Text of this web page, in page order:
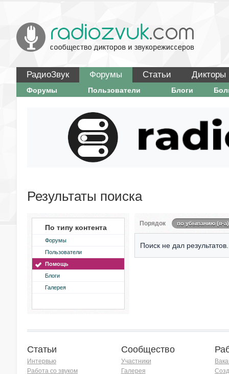
РадиоЗвук Форумы Статьи Дикторы
Форумы Пользователи Блоги
Результаты поиска
По типу контента
Форумы
Пользователи
Помощь
Блоги
Галерея
Порядок по убыванию (я-а)
Поиск не дал результатов.
Статьи
Интервью
Работа со звуком
Сообщество
Участники
Галерея